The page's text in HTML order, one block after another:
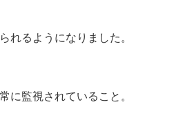
れるようになりました。
に監視されていること。